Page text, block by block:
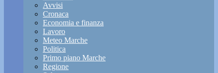
Avvisi
Cronaca
Economia e finanza
Lavoro
Meteo Marche
Politica
Primo piano Marche
Regione